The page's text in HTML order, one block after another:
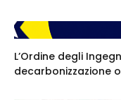
L’Ordine degli
decarbonizzazione